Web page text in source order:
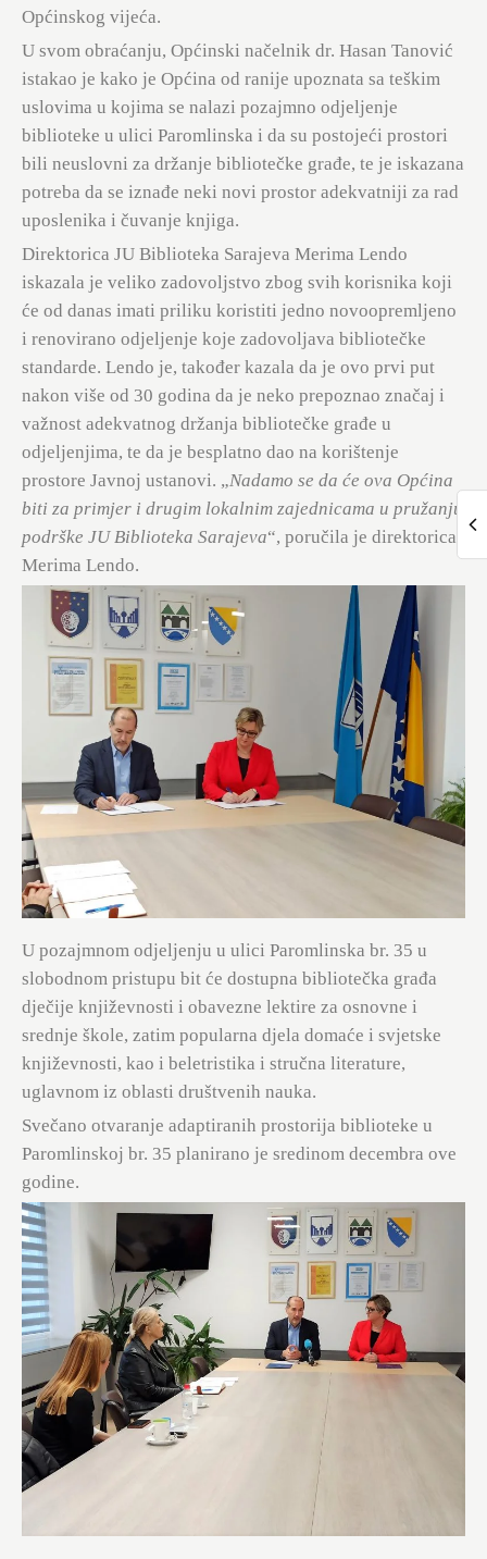
Općinskog vijeća.
U svom obraćanju, Općinski načelnik dr. Hasan Tanović
istakao je kako je Općina od ranije upoznata sa teškim
uslovima u kojima se nalazi pozajmno odjeljenje
biblioteke u ulici Paromlinska i da su postojeći prostori
bili neuslovni za držanje bibliotečke građe, te je iskazana
potreba da se iznađe neki novi prostor adekvatniji za rad
uposlenika i čuvanje knjiga.
Direktorica JU Biblioteka Sarajeva Merima Lendo
iskazala je veliko zadovoljstvo zbog svih korisnika koji
će od danas imati priliku koristiti jedno novoopremljeno
i renovirano odjeljenje koje zadovoljava bibliotečke
standarde. Lendo je, također kazala da je ovo prvi put
nakon više od 30 godina da je neko prepoznao značaj i
važnost adekvatnog držanja bibliotečke građe u
odjeljenjima, te da je besplatno dao na korištenje
prostore Javnoj ustanovi. „Nadamo se da će ova Općina
biti za primjer i drugim lokalnim zajednicama u pružanju
podrške JU Biblioteka Sarajeva“, poručila je direktorica
Merima Lendo.
U pozajmnom odjeljenju u ulici Paromlinska br. 35 u
slobodnom pristupu bit će dostupna bibliotečka građa
dječije književnosti i obavezne lektire za osnovne i
srednje škole, zatim popularna djela domaće i svjetske
književnosti, kao i beletristika i stručna literature,
uglavnom iz oblasti društvenih nauka.
Svečano otvaranje adaptiranih prostorija biblioteke u
Paromlinskoj br. 35 planirano je sredinom decembra ove
godine.